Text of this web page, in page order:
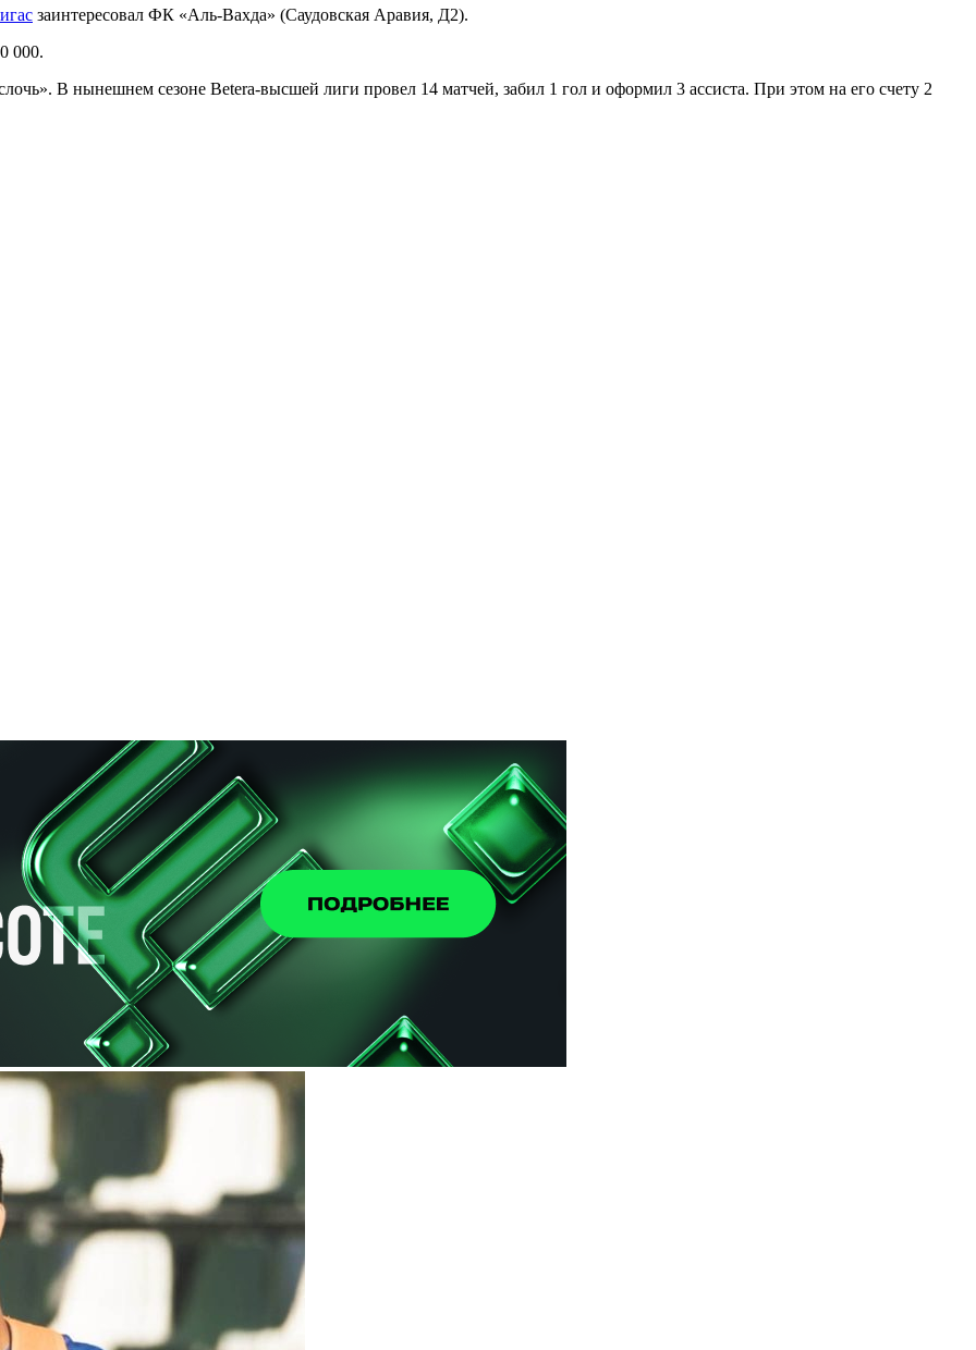
заинтересовал ФК «Аль-Вахда» (Саудовская Аравия, Д2).
000.
В нынешнем сезоне Betera-высшей лиги провел 14 матчей, забил 1 гол и оформил 3 ассиста. При этом на его счету 2